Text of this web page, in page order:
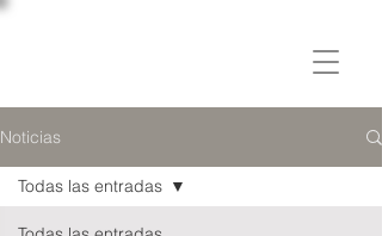
Noticias
Todas las entradas